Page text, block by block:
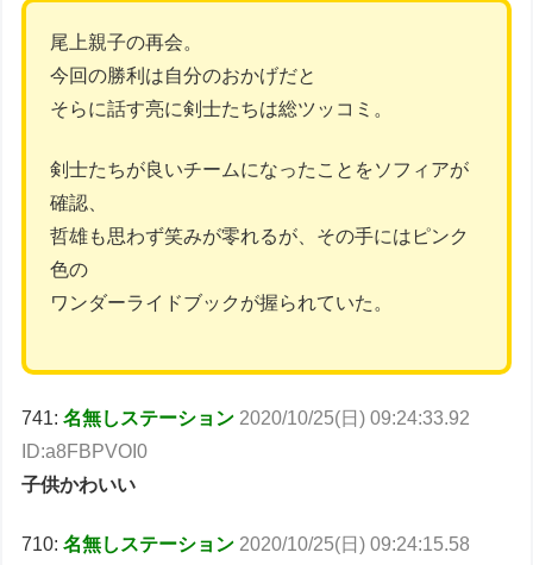
尾上親子の再会。
今回の勝利は自分のおかげだと
そらに話す亮に剣士たちは総ツッコミ。
剣士たちが良いチームになったことをソフィアが
確認、
哲雄も思わず笑みが零れるが、その手にはピンク
色の
ワンダーライドブックが握られていた。
741:名無しステーション 2020/10/25(日) 09:24:33.92
ID:a8FBPVOI0
子供かわいい
710:名無しステーション 2020/10/25(日) 09:24:15.58